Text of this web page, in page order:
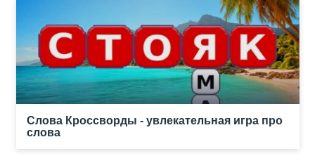
Слова Кроссворды - увлекательная игра про
слова